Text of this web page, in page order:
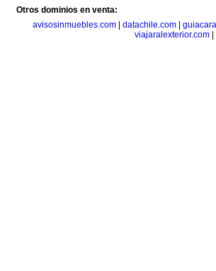
Otros dominios en venta:
avisosinmuebles.com
datachile.com
viajaralexterior.com